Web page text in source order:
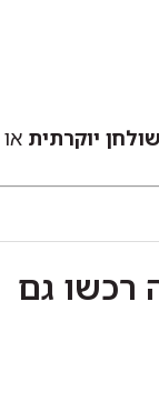
יוקרתית או
רכשו גם